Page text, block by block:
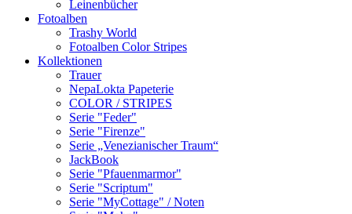
Leinenbücher
Fotoalben
Trashy World
Fotoalben Color Stripes
Kollektionen
Trauer
NepaLokta Papeterie
COLOR / STRIPES
Serie "Feder"
Serie "Firenze"
Serie „Venezianischer Traum“
JackBook
Serie "Pfauenmarmor"
Serie "Scriptum"
Serie "MyCottage" / Noten